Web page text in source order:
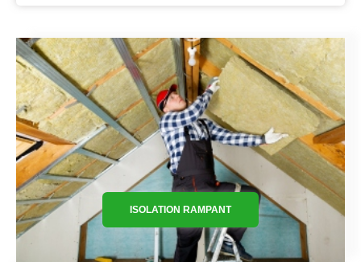
ISOLATION RAMPANT